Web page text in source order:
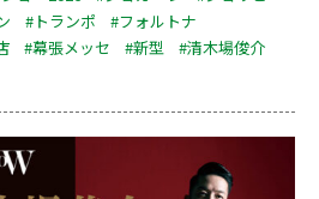
#トランポ
#フォルトナ
#幕張メッセ #新型
#清木場俊介